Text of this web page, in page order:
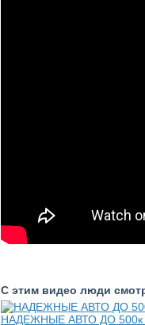
С этим видео люди
НАДЕЖНЫЕ АВТО ДО 500к в